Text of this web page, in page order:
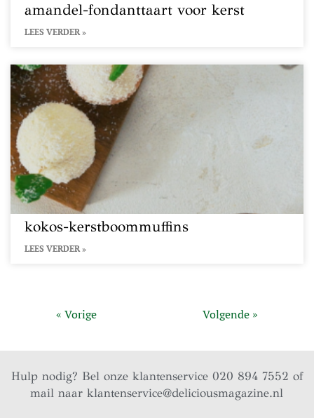
amandel-fondanttaart voor kerst
LEES VERDER »
kokos-kerstboommuffins
LEES VERDER »
« Vorige Volgende »
Hulp nodig? Bel onze klantenservice 020 894 7552 of
mail naarklantenservice@deliciousmagazine.nl